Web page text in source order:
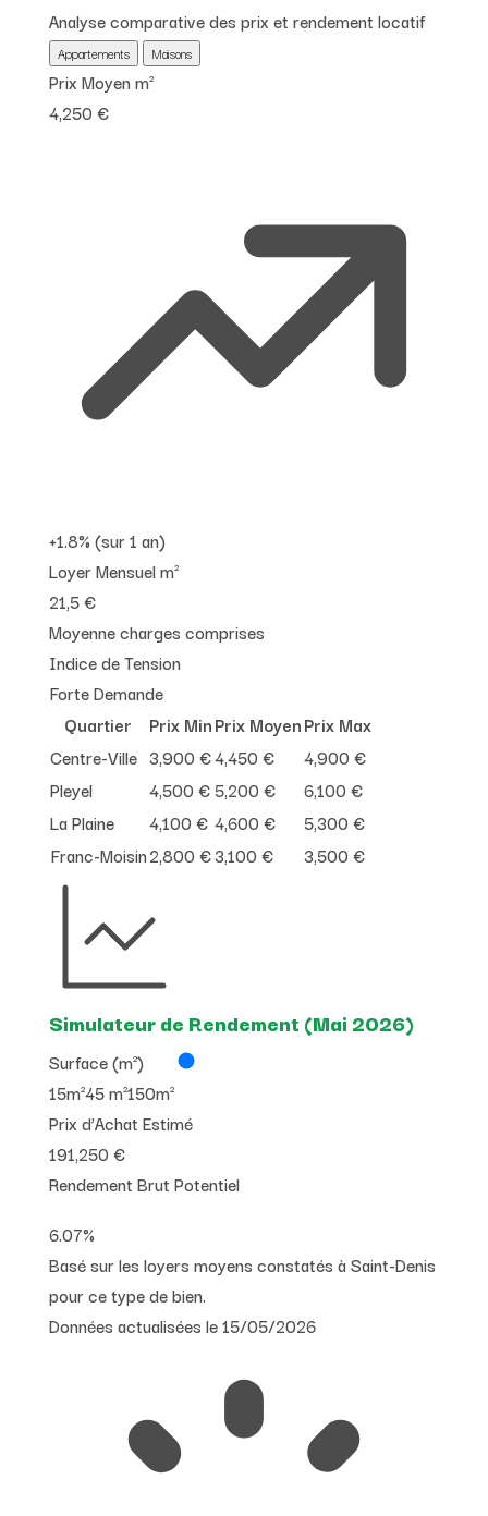
Analyse comparative des prix et rendement locatif
Appartements Maisons
Prix Moyen m²
4,250 €
+1.8% (sur 1 an)
Loyer Mensuel m²
21,5 €
Moyenne charges comprises
Indice de Tension
Forte Demande
Quartier
Prix MinPrix MoyenPrix Max
Centre-Ville 3,900 €4,450 €
4,900 €
Pleyel
4,500 €5,200 €
6,100 €
La Plaine
4,100 € 4,600 €
5,300 €
Franc-Moisin2,800 €3,100 € 3,500 €
Simulateur de Rendement (Mai 2026)
Surface (m²)
15m²45 m²150m²
Prix d’Achat Estimé
191,250 €
Rendement Brut Potentiel
6.07%
Basé sur les loyers moyens constatés à Saint-Denis
pour ce type de bien.
Données actualisées le 15/05/2026